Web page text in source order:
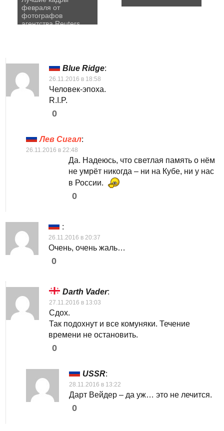
февраля от
фотографов
агентства Reuters
Blue Ridge:
26.11.2016 в 18:58
Человек-эпоха.
R.I.P.
0
Лев Сигал:
26.11.2016 в 22:48
Да. Надеюсь, что светлая память о нём
не умрёт никогда – ни на Кубе, ни у нас
в России.
0
:
26.11.2016 в 20:37
Очень, очень жаль…
0
Darth Vader:
27.11.2016 в 13:03
Сдох.
Так подохнут и все комуняки. Течение
времени не остановить.
0
USSR:
28.11.2016 в 13:22
Дарт Вейдер – да уж… это не лечится.
0